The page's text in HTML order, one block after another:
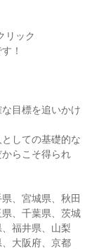
リック
！
目標を追いかけ
しての基礎的な
らこそ得られ
、宮城県、秋田
、千葉県、茨城
福井県、山梨
大阪府、京都